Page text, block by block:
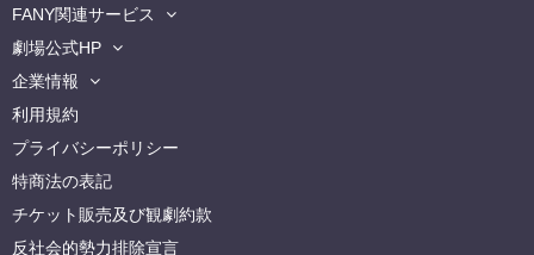
FANY関連サービス
劇場公式HP
企業情報
利用規約
プライバシーポリシー
特商法の表記
チケット販売及び観劇約款
反社会的勢力排除宣言